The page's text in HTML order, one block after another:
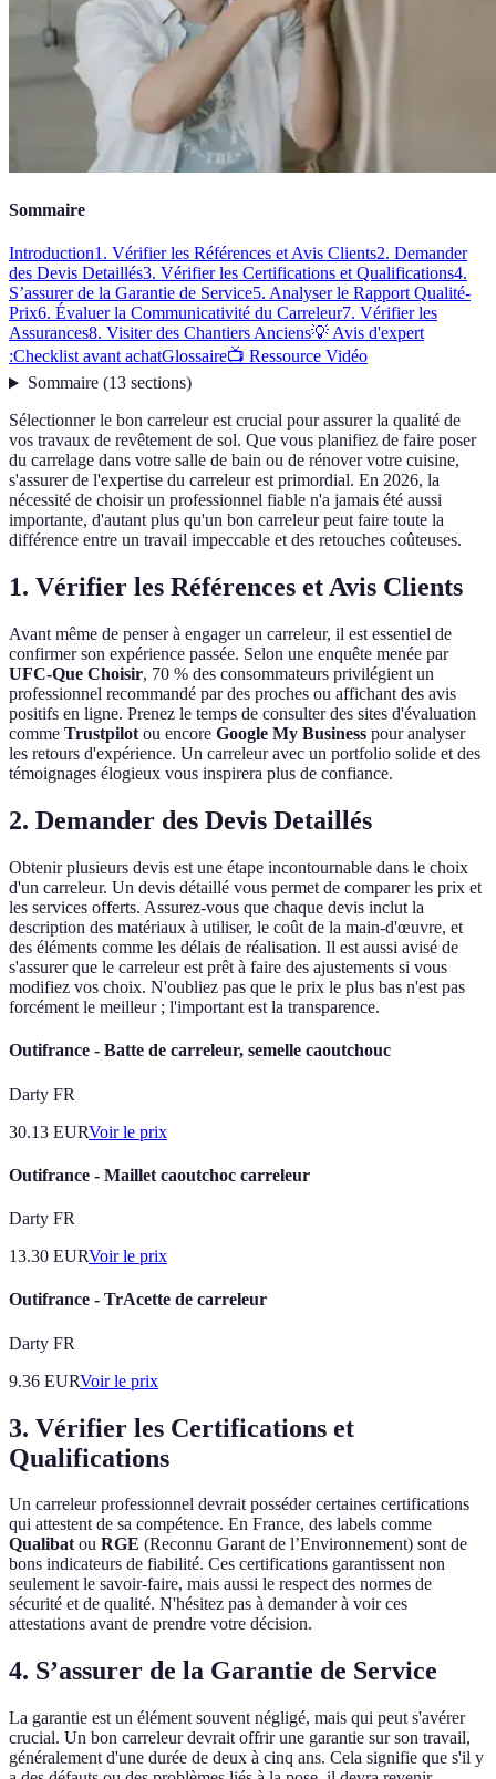
Sommaire
Introduction1. Vérifier les Références et Avis Clients2. Demander
des Devis Detaillés3. Vérifier les Certifications et Qualifications4.
S’assurer de la Garantie de Service5. Analyser le Rapport Qualité-
Prix6. Évaluer la Communicativité du Carreleur7. Vérifier les
Assurances8. Visiter des Chantiers Anciens💡 Avis d'expert
:Checklist avant achatGlossaire📺 Ressource Vidéo
Sommaire(13 sections)
Sélectionner le bon carreleur est crucial pour assurer la qualité de
vos travaux de revêtement de sol. Que vous planifiez de faire poser
du carrelage dans votre salle de bain ou de rénover votre cuisine,
s'assurer de l'expertise du carreleur est primordial. En 2026, la
nécessité de choisir un professionnel fiable n'a jamais été aussi
importante, d'autant plus qu'un bon carreleur peut faire toute la
différence entre un travail impeccable et des retouches coûteuses.
1. Vérifier les Références et Avis Clients
Avant même de penser à engager un carreleur, il est essentiel de
confirmer son expérience passée. Selon une enquête menée par
UFC-Que Choisir, 70 % des consommateurs privilégient un
professionnel recommandé par des proches ou affichant des avis
positifs en ligne. Prenez le temps de consulter des sites d'évaluation
comme Trustpilot ou encore Google My Business pour analyser
les retours d'expérience. Un carreleur avec un portfolio solide et des
témoignages élogieux vous inspirera plus de confiance.
2. Demander des Devis Detaillés
Obtenir plusieurs devis est une étape incontournable dans le choix
d'un carreleur. Un devis détaillé vous permet de comparer les prix et
les services offerts. Assurez-vous que chaque devis inclut la
description des matériaux à utiliser, le coût de la main-d'œuvre, et
des éléments comme les délais de réalisation. Il est aussi avisé de
s'assurer que le carreleur est prêt à faire des ajustements si vous
modifiez vos choix. N'oubliez pas que le prix le plus bas n'est pas
forcément le meilleur ; l'important est la transparence.
Outifrance - Batte de carreleur, semelle caoutchouc
Darty FR
30.13 EURVoir le prix
Outifrance - Maillet caoutchoc carreleur
Darty FR
13.30 EURVoir le prix
Outifrance - TrAcette de carreleur
Darty FR
9.36 EURVoir le prix
3. Vérifier les Certifications et
Qualifications
Un carreleur professionnel devrait posséder certaines certifications
qui attestent de sa compétence. En France, des labels comme
Qualibatou RGE (Reconnu Garant de l’Environnement) sont de
bons indicateurs de fiabilité. Ces certifications garantissent non
seulement le savoir-faire, mais aussi le respect des normes de
sécurité et de qualité. N'hésitez pas à demander à voir ces
attestations avant de prendre votre décision.
4. S’assurer de la Garantie de Service
La garantie est un élément souvent négligé, mais qui peut s'avérer
crucial. Un bon carreleur devrait offrir une garantie sur son travail,
généralement d'une durée de deux à cinq ans. Cela signifie que s'il y